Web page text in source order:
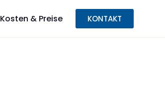
Kosten & Preise KONTAKT